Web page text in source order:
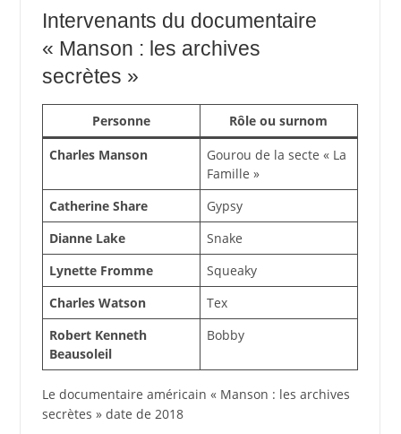
Intervenants du documentaire
« Manson : les archives
secrètes »
Personne
Rôle ou surnom
Charles Manson
Gourou de la secte « La
Famille »
Catherine Share
Gypsy
Dianne Lake
Snake
Lynette Fromme
Squeaky
Charles Watson
Tex
Robert Kenneth
Beausoleil
Bobby
Le documentaire américain « Manson : les archives
secrètes » date de 2018